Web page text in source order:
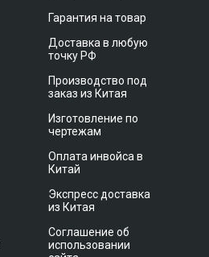
Гарантия на товар
Доставка в любую
точку РФ
Производство под
заказ из Китая
Изготовление по
чертежам
Оплата инвойса в
Китай
Экспресс доставка
из Китая
Соглашение об
использовании